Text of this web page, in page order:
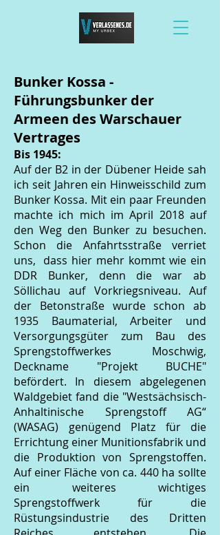
Bunker Kossa -
Führungsbunker der
Armeen des Warschauer
Vertrages
Bis 1945:
Auf der B2 in der Dübener Heide sah
ich seit Jahren ein Hinweisschild zum
Bunker Kossa. Mit ein paar Freunden
machte ich mich im April 2018 auf
den Weg den Bunker zu besuchen.
Schon die Anfahrtsstraße verriet
uns, dass hier mehr kommt wie ein
DDR Bunker, denn die war ab
Söllichau auf Vorkriegsniveau. Auf
der Betonstraße wurde schon ab
1935 Baumaterial, Arbeiter und
Versorgungsgüter zum Bau des
Sprengstoffwerkes Moschwig,
Deckname "Projekt BUCHE"
befördert. In diesem abgelegenen
Waldgebiet fand die "Westsächsisch-
Anhaltinische Sprengstoff AG“
(WASAG) genügend Platz für die
Errichtung einer Munitionsfabrik und
die Produktion von Sprengstoffen.
Auf einer Fläche von ca. 440 ha sollte
ein weiteres wichtiges
Sprengstoffwerk für die
Rüstungsindustrie des Dritten